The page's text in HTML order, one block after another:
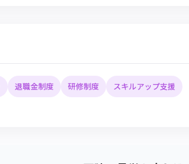
退職金制度 研修制度 スキルアップ支援